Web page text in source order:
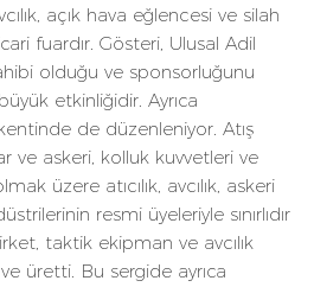
açık hava eğlencesi ve silah
fuardır. Gösteri, Ulusal Adil
olduğu ve sponsorluğunu
etkinliğidir. Ayrıca
de düzenleniyor. Atış
ve askeri, kolluk kuvvetleri ve
üzere atıcılık, avcılık, askeri
resmi üyeleriyle sınırlıdır
taktik ekipman ve avcılık
üretti. Bu sergide ayrıca